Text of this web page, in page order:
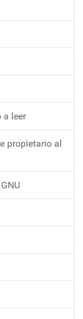
a leer
propietario al